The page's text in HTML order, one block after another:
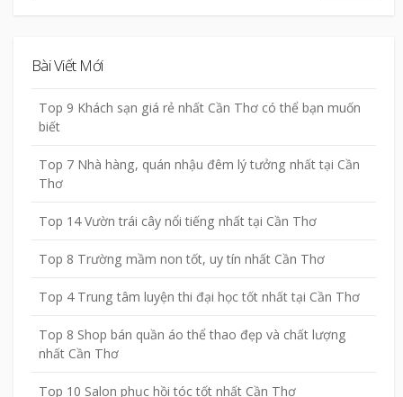
Bài Viết Mới
Top 9 Khách sạn giá rẻ nhất Cần Thơ có thể bạn muốn
biết
Top 7 Nhà hàng, quán nhậu đêm lý tưởng nhất tại Cần
Thơ
Top 14 Vườn trái cây nổi tiếng nhất tại Cần Thơ
Top 8 Trường mầm non tốt, uy tín nhất Cần Thơ
Top 4 Trung tâm luyện thi đại học tốt nhất tại Cần Thơ
Top 8 Shop bán quần áo thể thao đẹp và chất lượng
nhất Cần Thơ
Top 10 Salon phục hồi tóc tốt nhất Cần Thơ